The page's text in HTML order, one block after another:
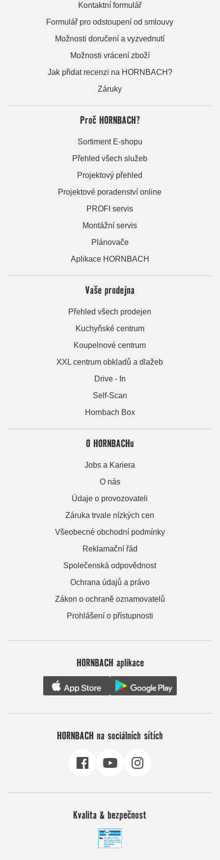
Kontaktní formulář
Formulář pro odstoupení od smlouvy
Možnosti doručení a vyzvednutí
Možnosti vrácení zboží
Jak přidat recenzi na HORNBACH?
Záruky
Proč HORNBACH?
Sortiment E-shopu
Přehled všech služeb
Projektový přehled
Projektové poradenství online
PROFI servis
Montážní servis
Plánovače
Aplikace HORNBACH
Vaše prodejna
Přehled všech prodejen
Kuchyňské centrum
Koupelnové centrum
XXL centrum obkladů a dlažeb
Drive - In
Self-Scan
Hornbach Box
O HORNBACHu
Jobs a Kariera
O nás
Údaje o provozovateli
Záruka trvale nízkých cen
Všeobecné obchodní podmínky
Reklamační řád
Společenská odpovědnost
Ochrana údajů a právo
Zákon o ochraně oznamovatelů
Prohlášení o přístupnosti
HORNBACH aplikace
HORNBACH na sociálních sítích
Kvalita & bezpečnost